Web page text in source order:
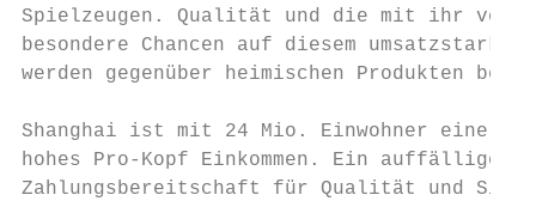
Spielzeugen. Qualität und die mit ihr
besondere Chancen auf diesem
werden gegenüber heimischen Produkten
Shanghai ist mit 24 Mio. Einwohner einer
hohes Pro-Kopf Einkommen. Ein auffälliges
Zahlungsbereitschaft für Qualität und